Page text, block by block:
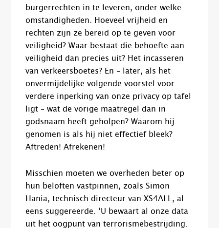
burgerrechten in te leveren, onder welke
omstandigheden. Hoeveel vrijheid en
rechten zijn ze bereid op te geven voor
veiligheid? Waar bestaat die behoefte aan
veiligheid dan precies uit? Het incasseren
van verkeersboetes? En – later, als het
onvermijdelijke volgende voorstel voor
verdere inperking van onze privacy op tafel
ligt – wat de vorige maatregel dan in
godsnaam heeft geholpen? Waarom hij
genomen is als hij niet effectief bleek?
Aftreden! Afrekenen!
Misschien moeten we overheden beter op
hun beloften vastpinnen, zoals Simon
Hania, technisch directeur van XS4ALL, al
eens suggereerde. ‘U bewaart al onze data
uit het oogpunt van terrorismebestrijding.